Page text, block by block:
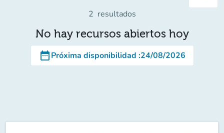
2 resultados
No hay recursos abiertos hoy
date_rangePróxima disponibilidad :24/08/2026